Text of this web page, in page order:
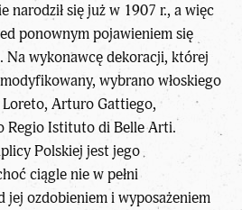
narodził się już w 1907 r., a więc
ponownym pojawieniem się
Na wykonawcę dekoracji, której
wybrano włoskiego
Arturo Gattiego,
Regio Istituto di Belle Arti.
Polskiej jest jego
ciągle nie w pełni
jej ozdobieniem i wyposażeniem